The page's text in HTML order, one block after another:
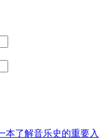
本了解音乐史的重要入